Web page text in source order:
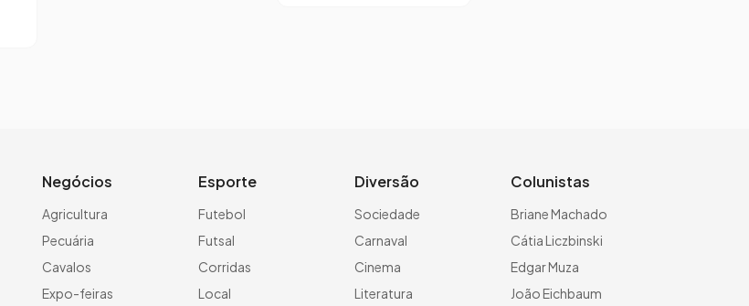
Negócios
Agricultura
Pecuária
Cavalos
Expo-feiras
Esporte
Futebol
Futsal
Corridas
Local
Diversão
Sociedade
Carnaval
Cinema
Literatura
Colunistas
Briane Machado
Cátia Liczbinski
Edgar Muza
João Eichbaum